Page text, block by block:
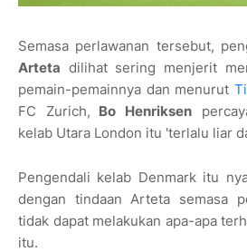
Semasa perlawanan tersebut,
Arteta dilihat sering menjerit
pemain-pemainnya dan menurut
FC Zurich, Bo Henriksen
kelab Utara London itu 'terlalu liar
Pengendali kelab Denmark itu
dengan tindaan Arteta semasa
tidak dapat melakukan apa-apa
itu.